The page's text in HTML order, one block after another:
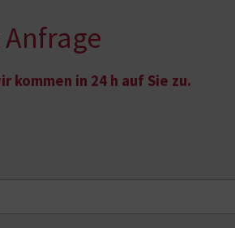
kommen in 24 h auf Sie zu.